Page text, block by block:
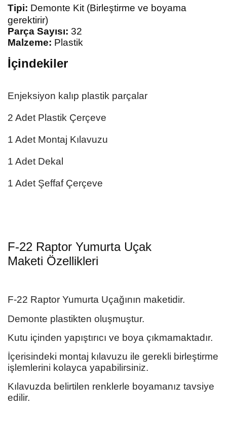
Tipi: Demonte Kit (Birleştirme ve boyama
gerektirir)
Parça Sayısı: 32
Malzeme: Plastik
İçindekiler
Enjeksiyon kalıp plastik parçalar
2 Adet Plastik Çerçeve
1 Adet Montaj Kılavuzu
1 Adet Dekal
1 Adet Şeffaf Çerçeve
F-22 Raptor Yumurta Uçak
Maketi Özellikleri
F-22 Raptor Yumurta Uçağının maketidir.
Demonte plastikten oluşmuştur.
Kutu içinden yapıştırıcı ve boya çıkmamaktadır.
İçerisindeki montaj kılavuzu ile gerekli birleştirme
işlemlerini kolayca yapabilirsiniz.
Kılavuzda belirtilen renklerle boyamanız tavsiye
edilir.